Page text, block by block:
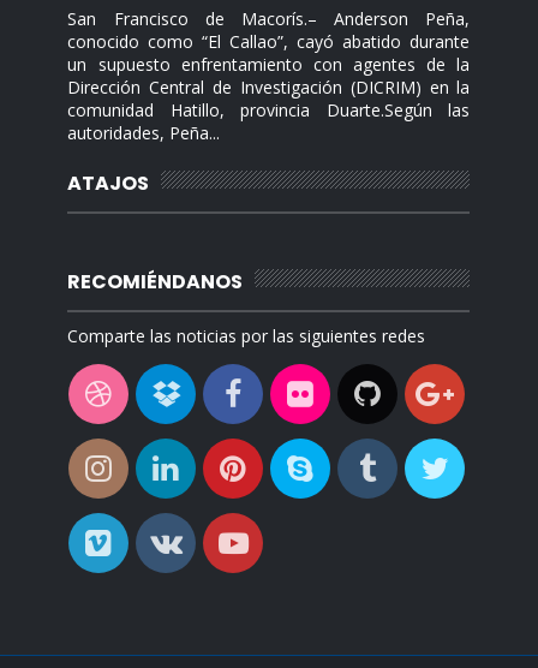
San Francisco de Macorís.– Anderson Peña,
conocido como “El Callao”, cayó abatido durante
un supuesto enfrentamiento con agentes de la
Dirección Central de Investigación (DICRIM) en la
comunidad Hatillo, provincia Duarte.Según las
autoridades, Peña...
ATAJOS
RECOMIÉNDANOS
Comparte las noticias por las siguientes redes